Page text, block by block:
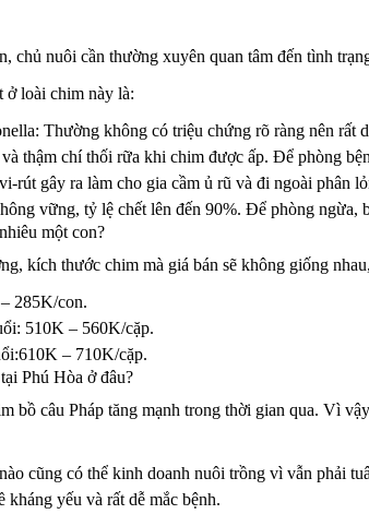
chủ nuôi cần thường xuyên quan tâm đến tình
ở loài chim này là:
Thường không có triệu chứng rõ ràng nên rất
thậm chí thối rữa khi chim được ấp. Để phòng
rút gây ra làm cho gia cầm ủ rũ và đi ngoài phân
vững, tỷ lệ chết lên đến 90%. Để phòng
một con?
kích thước chim mà giá bán sẽ không giống
285K/con.
510K – 560K/cặp.
– 710K/cặp.
Phú Hòa ở đâu?
bồ câu Pháp tăng mạnh trong thời gian qua. Vì
cũng có thể kinh doanh nuôi trồng vì vẫn phải
kháng yếu và rất dễ mắc bệnh.